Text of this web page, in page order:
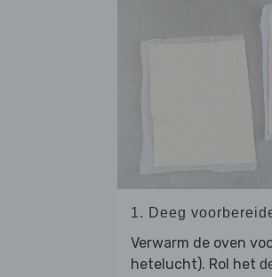
1. Deeg
Verwarm de oven
hetelucht). Rol het